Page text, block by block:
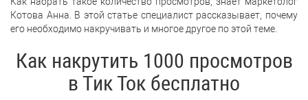
Котова Анна. В этой статье специалист рассказывает, почему
его необходимо накручивать и многое другое по этой теме.
Как накрутить 1000 просмотров
в Тик Ток бесплатно